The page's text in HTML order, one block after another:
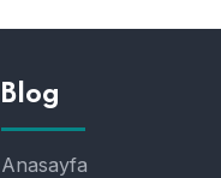
Blog
Anasayfa